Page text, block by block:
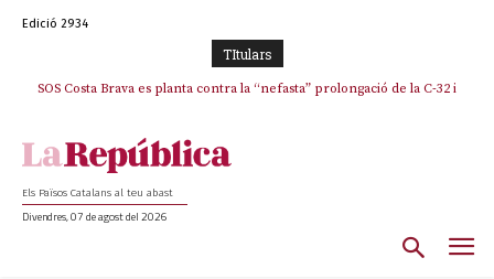
Edició 2934
TItulars
SOS Costa Brava es planta contra la “nefasta” prolongació de la C-32 i
Els Països Catalans al teu abast
Divendres, 07 de agost del 2026